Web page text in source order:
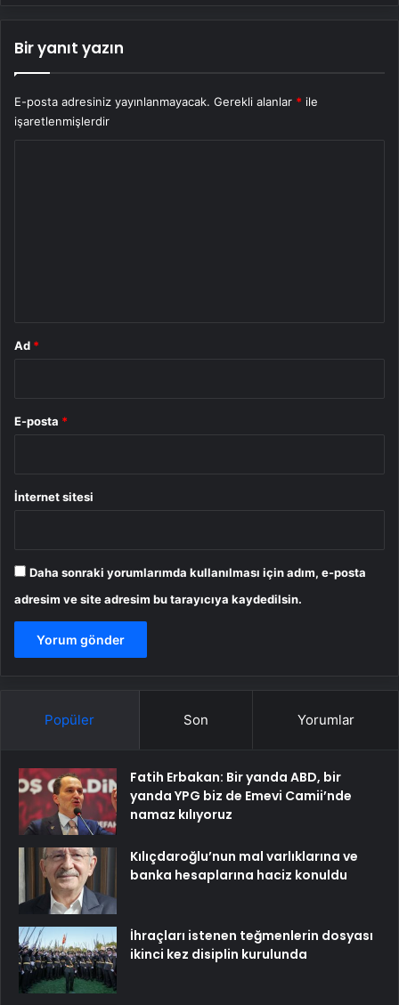
Bir yanıt yazın
E-posta adresiniz yayınlanmayacak. Gerekli alanlar * ile
işaretlenmişlerdir
Ad *
E-posta *
İnternet sitesi
Daha sonraki yorumlarımda kullanılması için adım, e-posta
adresim ve site adresim bu tarayıcıya kaydedilsin.
Popüler Son Yorumlar
Fatih Erbakan: Bir yanda ABD, bir
yanda YPG biz de Emevi Camii’nde
namaz kılıyoruz
Kılıçdaroğlu’nun mal varlıklarına ve
banka hesaplarına haciz konuldu
İhraçları istenen teğmenlerin dosyası
ikinci kez disiplin kurulunda